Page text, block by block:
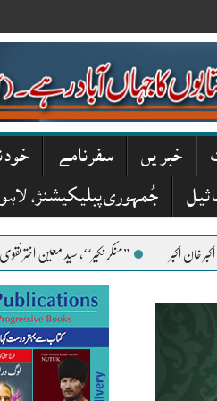
خبریں سفرنامے
جُمہوری پبلیکیشنز،
”منکر نکیر‘‘، سید معین اختر نقوی کا اعلٰی و منفرد